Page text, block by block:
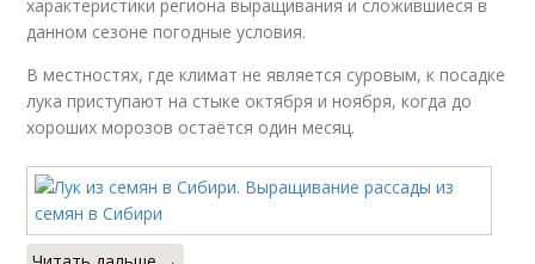
характеристики региона выращивания и сложившиеся в
данном сезоне погодные условия.
В местностях, где климат не является суровым, к посадке
лука приступают на стыке октября и ноября, когда до
хороших морозов остаётся один месяц.